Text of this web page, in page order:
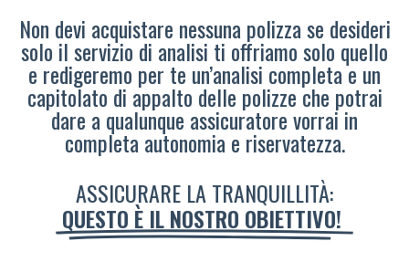
Non devi acquistare nessuna polizza se desideri
solo il servizio di analisi ti offriamo solo quello
e redigeremo per te un’analisi completa e un
capitolato di appalto delle polizze che potrai
dare a qualunque assicuratore vorrai in
completa autonomia e riservatezza.
ASSICURARE LA TRANQUILLITÀ:
QUESTO È IL NOSTRO OBIETTIVO!